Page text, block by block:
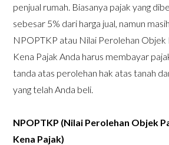
penjual rumah. Biasanya pajak yang
sebesar 5% dari harga jual, namun
NPOPTKP atau Nilai Perolehan Objek
Kena Pajak Anda harus membayar
tanda atas perolehan hak atas tanah
yang telah Anda beli.
NPOPTKP (Nilai Perolehan Objek
Kena Pajak)